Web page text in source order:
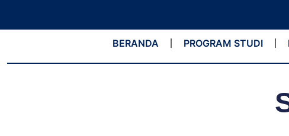
BERANDA PROGRAM STUDI